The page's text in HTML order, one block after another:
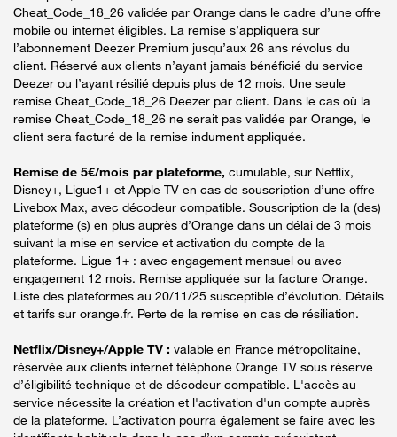
Cheat_Code_18_26 validée par Orange dans le cadre d’une offre
mobile ou internet éligibles. La remise s’appliquera sur
l’abonnement Deezer Premium jusqu’aux 26 ans révolus du
client. Réservé aux clients n’ayant jamais bénéficié du service
Deezer ou l’ayant résilié depuis plus de 12 mois. Une seule
remise Cheat_Code_18_26 Deezer par client. Dans le cas où la
remise Cheat_Code_18_26 ne serait pas validée par Orange, le
client sera facturé de la remise indument appliquée.
Remise de 5€/mois par plateforme, cumulable, sur Netflix,
Disney+, Ligue1+ et Apple TV en cas de souscription d’une offre
Livebox Max, avec décodeur compatible. Souscription de la (des)
plateforme (s) en plus auprès d’Orange dans un délai de 3 mois
suivant la mise en service et activation du compte de la
plateforme. Ligue 1+ : avec engagement mensuel ou avec
engagement 12 mois. Remise appliquée sur la facture Orange.
Liste des plateformes au 20/11/25 susceptible d’évolution. Détails
et tarifs sur orange.fr. Perte de la remise en cas de résiliation.
Netflix/Disney+/Apple TV : valable en France métropolitaine,
réservée aux clients internet téléphone Orange TV sous réserve
d’éligibilité technique et de décodeur compatible. L'accès au
service nécessite la création et l'activation d'un compte auprès
de la plateforme. L’activation pourra également se faire avec les